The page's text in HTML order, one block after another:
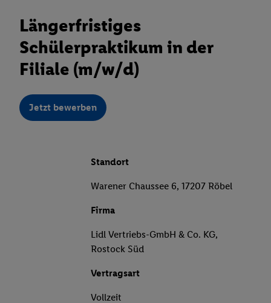
Längerfristiges
Schülerpraktikum in der
Filiale (m/w/d)
Jetzt bewerben
Standort
Warener Chaussee 6, 17207 Röbel
Firma
Lidl Vertriebs-GmbH & Co. KG,
Rostock Süd
Vertragsart
Vollzeit